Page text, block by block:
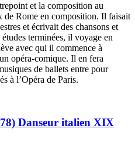
et la composition au
de Rome en composition. Il faisait
et écrivait des chansons et
terminées, il voyage en
avec qui il commence à
opéra-comique. Il en fera
de ballets entre pour
à l’Opéra de Paris.
Danseur italien XIX